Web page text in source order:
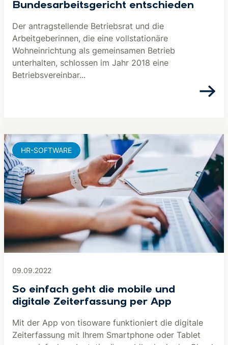
Bundesarbeitsgericht entschieden
Der antragstellende Betriebsrat und die
Arbeitgeberinnen, die eine vollstationäre
Wohneinrichtung als gemeinsamen Betrieb
unterhalten, schlossen im Jahr 2018 eine
Betriebsvereinbar...
09.09.2022
So einfach geht die mobile und
digitale Zeiterfassung per App
Mit der App von tisoware funktioniert die digitale
Zeiterfassung mit Ihrem Smartphone oder Tablet
HR-SOFTWARE